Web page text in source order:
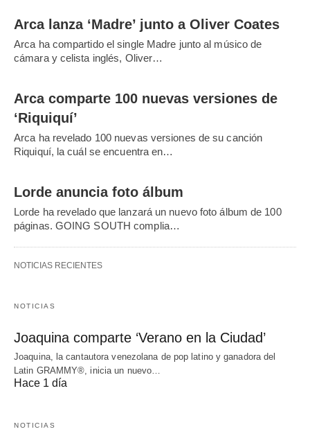
Arca lanza ‘Madre’ junto a Oliver Coates
Arca ha compartido el single Madre junto al músico de
cámara y celista inglés, Oliver…
Arca comparte 100 nuevas versiones de
‘Riquiquí’
Arca ha revelado 100 nuevas versiones de su canción
Riquiquí, la cuál se encuentra en…
Lorde anuncia foto álbum
Lorde ha revelado que lanzará un nuevo foto álbum de 100
páginas. GOING SOUTH complia…
NOTICIAS RECIENTES
NOTICIAS
Joaquina comparte ‘Verano en la Ciudad’
Joaquina, la cantautora venezolana de pop latino y ganadora del
Latin GRAMMY®, inicia un nuevo…
Hace 1 día
NOTICIAS